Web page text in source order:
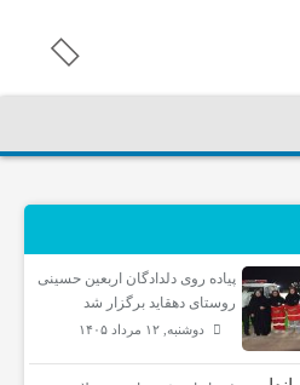
پیاده روی دلدادگان اربعین حسینی
روستای دهقاید برگزار شد
دوشنبه, ۱۲ مرداد ۱۴۰۵